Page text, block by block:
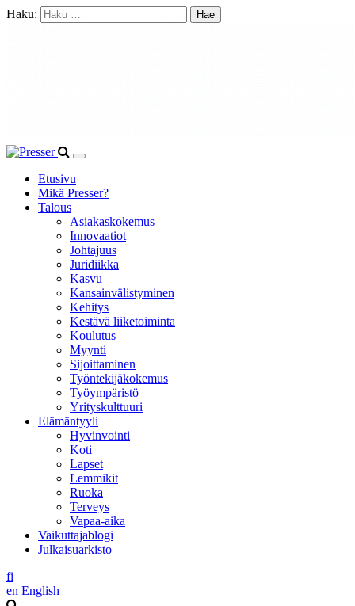
Haku:
Etusivu
Mikä Presser?
Talous
Asiakaskokemus
Innovaatiot
Johtajuus
Juridiikka
Kasvu
Kansainvälistyminen
Kehitys
Kestävä liiketoiminta
Koulutus
Myynti
Sijoittaminen
Työntekijäkokemus
Työympäristö
Yrityskulttuuri
Elämäntyyli
Hyvinvointi
Koti
Lapset
Lemmikit
Ruoka
Terveys
Vapaa-aika
Vaikuttajablogi
Julkaisuarkisto
fi
en English